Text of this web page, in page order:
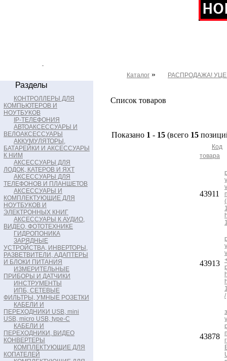
Каталог » РАСПРОДАЖА!
Разделы
КОНТРОЛЛЕРЫ ДЛЯ
КОМПЬЮТЕРОВ И
НОУТБУКОВ
IP-ТЕЛЕФОНИЯ
АВТОАКСЕССУАРЫ И
ВЕЛОАКСЕССУАРЫ
АККУМУЛЯТОРЫ,
БАТАРЕЙКИ И АКСЕССУАРЫ
К НИМ
АКСЕССУАРЫ ДЛЯ
ЛОДОК, КАТЕРОВ И ЯХТ
АКСЕССУАРЫ ДЛЯ
ТЕЛЕФОНОВ И ПЛАНШЕТОВ
АКСЕССУАРЫ И
КОМПЛЕКТУЮЩИЕ ДЛЯ
НОУТБУКОВ И
ЭЛЕКТРОННЫХ КНИГ
АКСЕССУАРЫ К АУДИО,
ВИДЕО, ФОТОТЕХНИКЕ
ГИДРОПОНИКА
ЗАРЯДНЫЕ
УСТРОЙСТВА, ИНВЕРТОРЫ,
РАЗВЕТВИТЕЛИ, АДАПТЕРЫ
И БЛОКИ ПИТАНИЯ
ИЗМЕРИТЕЛЬНЫЕ
ПРИБОРЫ И ДАТЧИКИ
ИНСТРУМЕНТЫ
ИПБ, СЕТЕВЫЕ
ФИЛЬТРЫ, УМНЫЕ РОЗЕТКИ
КАБЕЛИ И
ПЕРЕХОДНИКИ USB, mini
USB, micro USB, type-C
КАБЕЛИ И
ПЕРЕХОДНИКИ, ВИДЕО
КОНВЕРТЕРЫ
КОМПЛЕКТУЮЩИЕ ДЛЯ
КОПАТЕЛЕЙ
Список товаров
Показано 1 - 15 (всего 15
Код
товара
43911
43913
/
43878